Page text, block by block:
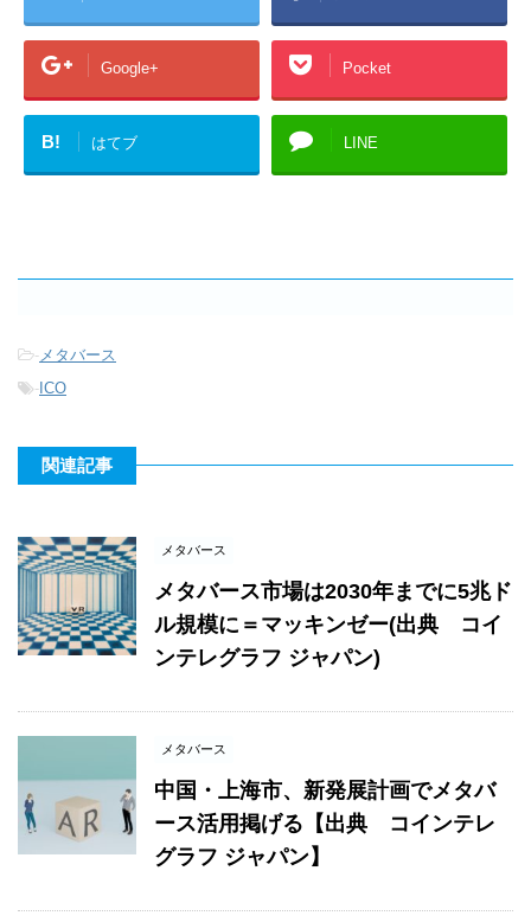
Google+ Pocket
B! はてブ LINE
- メタバース
-ICO
関連記事
メタバース
メタバース市場は2030年までに5兆ド
ル規模に＝マッキンゼー(出典 コイ
ンテレグラフ ジャパン)
メタバース
中国・上海市、新発展計画でメタバ
ース活用掲げる【出典 コインテレ
グラフ ジャパン】